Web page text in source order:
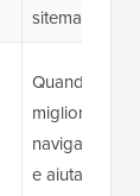
sitemap
Quando
migliorare la
navigazione
e aiutare i